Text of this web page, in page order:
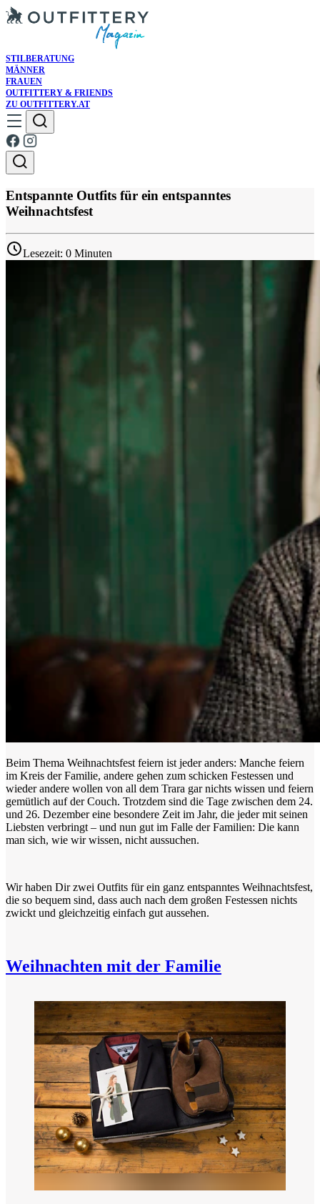
STILBERATUNG
MÄNNER
FRAUEN
OUTFITTERY & FRIENDS
ZU OUTFITTERY.AT
Entspannte Outfits für ein entspanntes
Weihnachtsfest
Lesezeit: 0 Minuten
Beim Thema Weihnachtsfest feiern ist jeder anders: Manche feiern
im Kreis der Familie, andere gehen zum schicken Festessen und
wieder andere wollen von all dem Trara gar nichts wissen und feiern
gemütlich auf der Couch. Trotzdem sind die Tage zwischen dem 24.
und 26. Dezember eine besondere Zeit im Jahr, die jeder mit seinen
Liebsten verbringt – und nun gut im Falle der Familien: Die kann
man sich, wie wir wissen, nicht aussuchen.
Wir haben Dir zwei Outfits für ein ganz entspanntes Weihnachtsfest,
die so bequem sind, dass auch nach dem großen Festessen nichts
zwickt und gleichzeitig einfach gut aussehen.
Weihnachten mit der Familie